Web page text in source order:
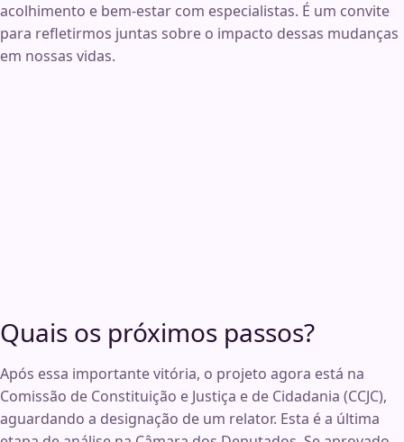
acolhimento e bem-estar com especialistas. É um convite
para refletirmos juntas sobre o impacto dessas mudanças
em nossas vidas.
Quais os próximos passos?
Após essa importante vitória, o projeto agora está na
Comissão de Constituição e Justiça e de Cidadania (CCJC),
aguardando a designação de um relator. Esta é a última